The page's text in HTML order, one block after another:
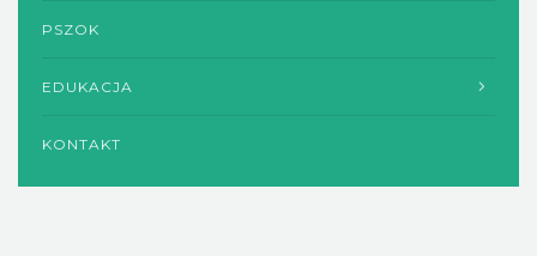
PSZOK
EDUKACJA
KONTAKT